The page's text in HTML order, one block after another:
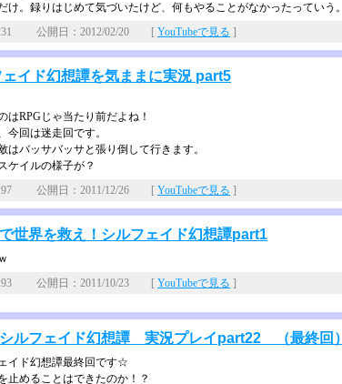
け。録りはじめて気づいたけど、何もやることがなかったっていう。
231 公開日：2012/02/20 [ YouTubeで見る ]
ェイド幻想譚を気ままに実況 part5
はRPGじゃ当たり前だよね！
今回は迷走回です。
はバッサバッサと張り倒して行きます。
ケイルの様子が？
197 公開日：2011/12/26 [ YouTubeで見る ]
世界を救え！シルフェイド幻想譚part1
193 公開日：2011/10/23 [ YouTubeで見る ]
ルフェイド幻想譚 実況プレイpart22 （最終回）
イド幻想譚最終回です☆
止めることはできたのか！？